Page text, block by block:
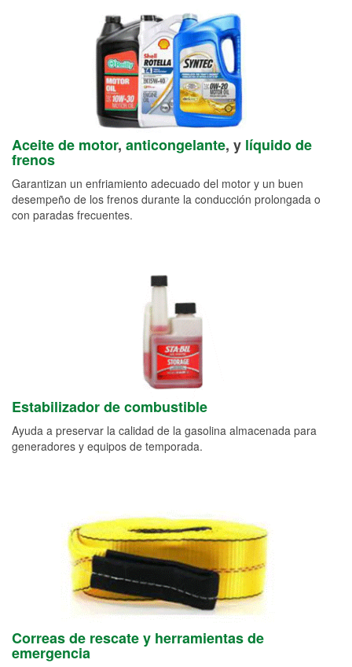
Aceite de motor, anticongelante, y líquido de
frenos
Garantizan un enfriamiento adecuado del motor y un buen
desempeño de los frenos durante la conducción prolongada o
con paradas frecuentes.
Estabilizador de combustible
Ayuda a preservar la calidad de la gasolina almacenada para
generadores y equipos de temporada.
Correas de rescate y herramientas de
emergencia